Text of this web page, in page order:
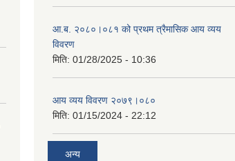
आ.ब. २०८०।०८१ को प्रथम त्रैमासिक आय व्यय
विवरण
मिति: 01/28/2025 - 10:36
आय व्यय विवरण २०७९।०८०
मिति: 01/15/2024 - 22:12
अन्य